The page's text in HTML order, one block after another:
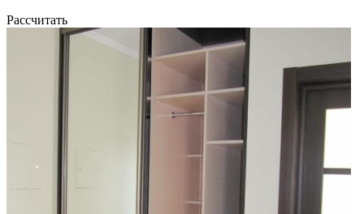
Рассчитать